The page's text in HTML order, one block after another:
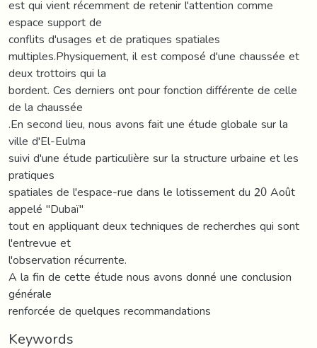
est qui vient récemment de retenir l'attention comme
espace support de
conflits d'usages et de pratiques spatiales
multiples.Physiquement, il est composé d'une chaussée et
deux trottoirs qui la
bordent. Ces derniers ont pour fonction différente de celle
de la chaussée
.En second lieu, nous avons fait une étude globale sur la
ville d'El-Eulma
suivi d'une étude particulière sur la structure urbaine et les
pratiques
spatiales de l'espace-rue dans le lotissement du 20 Août
appelé "Dubaï"
tout en appliquant deux techniques de recherches qui sont
l'entrevue et
l'observation récurrente.
A la fin de cette étude nous avons donné une conclusion
générale
renforcée de quelques recommandations
Keywords